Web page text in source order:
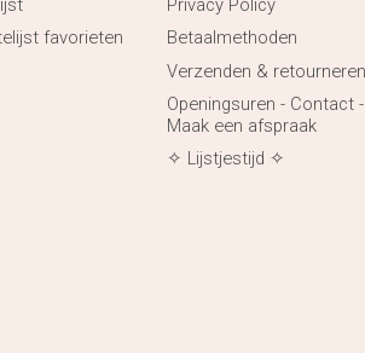
favorieten
Privacy Policy
Betaalmethoden
Verzenden & retourneren
Openingsuren - Contact -
Maak een afspraak
✧ Lijstjestijd ✧